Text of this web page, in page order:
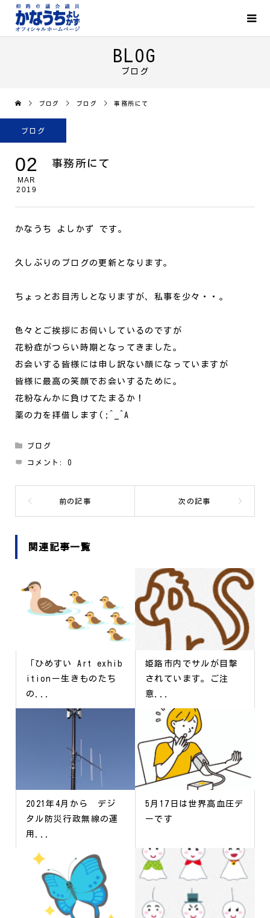
BLOG
ブログ
ブログ ブログ 事務所にて
ブログ
02
MAR
2019
事務所にて
かなうち よしかず です。
久しぶりのブログの更新となります。
ちょっとお目汚しとなりますが、私事を少々・・。
色々とご挨拶にお伺いしているのですが
花粉症がつらい時期となってきました。
お会いする皆様には申し訳ない顔になっていますが
皆様に最高の笑顔でお会いするために。
花粉なんかに負けてたまるか！
薬の力を拝借します(;^_^A
ブログ
コメント:0
関連記事一覧
「ひめすい Art exhib
itionー生きものたち
の...
姫路市内でサルが目撃
されています。ご注
意...
2021年4月から デジ
タル防災行政無線の運
用...
5月17日は世界高血圧デ
ーです